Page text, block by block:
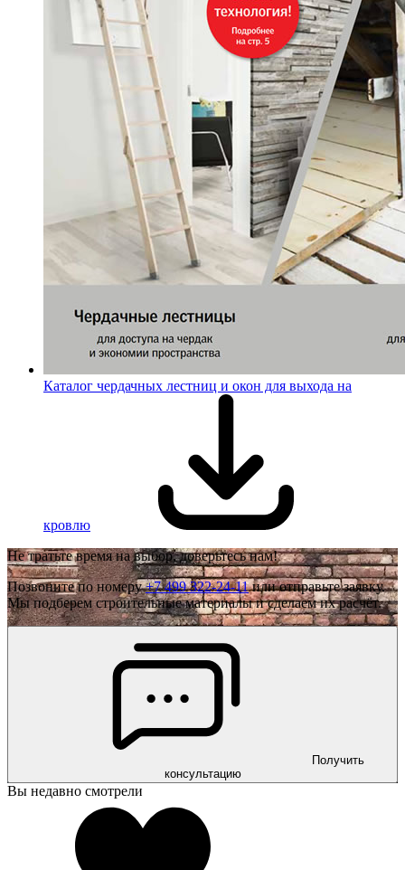
Каталог чердачных лестниц и окон для выхода на
кровлю
Не тратьте время на выбор, доверьтесь нам!
Позвоните по номеру+7 499 322-24-11или отправьте заявку.
Мы подберем строительные материалы и сделаем их расчёт.
Получить
консультацию
Вы недавно смотрели